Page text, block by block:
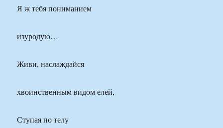
Я ж тебя пониманием
изуродую…
Живи, наслаждайся
хвоинственным видом елей,
Ступая по телу